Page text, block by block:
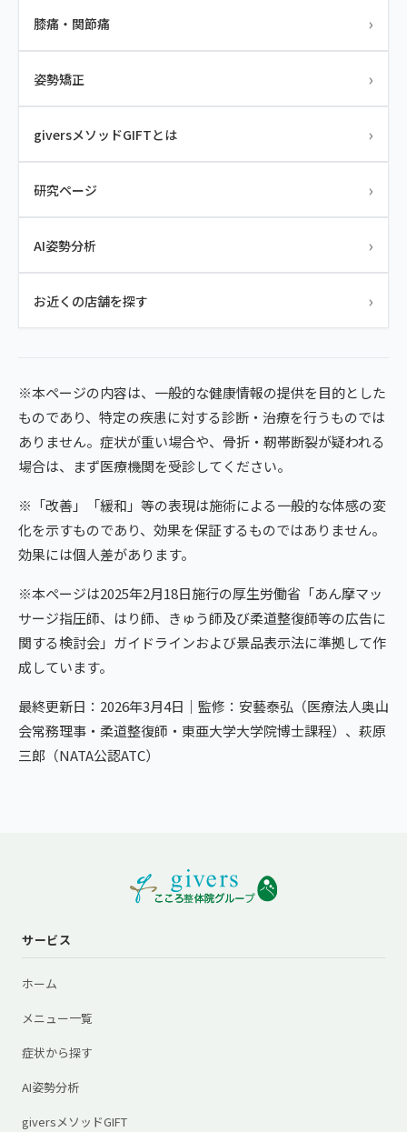
膝痛・関節痛 ›
姿勢矯正 ›
giversメソッドGIFTとは ›
研究ページ ›
AI姿勢分析 ›
お近くの店舗を探す ›
※本ページの内容は、一般的な健康情報の提供を目的とした
ものであり、特定の疾患に対する診断・治療を行うものでは
ありません。症状が重い場合や、骨折・靭帯断裂が疑われる
場合は、まず医療機関を受診してください。
※「改善」「緩和」等の表現は施術による一般的な体感の変
化を示すものであり、効果を保証するものではありません。
効果には個人差があります。
※本ページは2025年2月18日施行の厚生労働省「あん摩マッ
サージ指圧師、はり師、きゅう師及び柔道整復師等の広告に
関する検討会」ガイドラインおよび景品表示法に準拠して作
成しています。
最終更新日：2026年3月4日｜監修：安藝泰弘（医療法人奥山
会常務理事・柔道整復師・東亜大学大学院博士課程）、萩原
三郎（NATA公認ATC）
サービス
ホーム
メニュー一覧
症状から探す
AI姿勢分析
giversメソッドGIFT